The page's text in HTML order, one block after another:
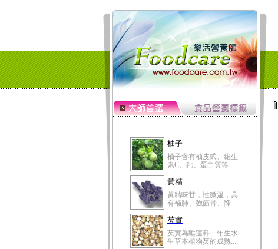
柚子
柚子含有柚皮甙、維生
素C、鈣、蛋白質等...
黃精
黃精味甘，性微溫，具
有補肺、強筋骨、降...
芡實
芡實為睡蓮科一年生水
生草本植物芡的成熟...